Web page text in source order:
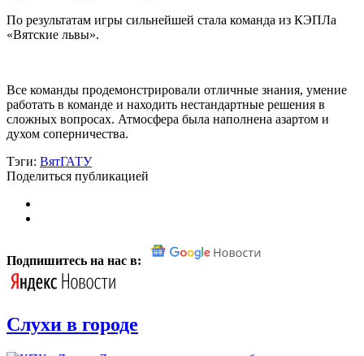
По результатам игры сильнейшей стала команда из КЭПЛа
«Вятские львы».
Все команды продемонстрировали отличные знания, умение
работать в команде и находить нестандартные решения в
сложных вопросах. Атмосфера была наполнена азартом и
духом соперничества.
Тэги: ВятГАТУ
Поделиться публикацией
Подпишитесь на нас в:
Слухи в городе